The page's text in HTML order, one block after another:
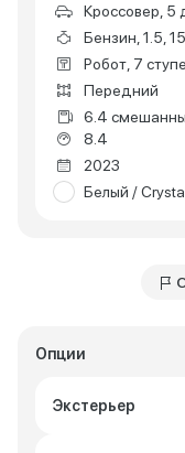
Кроссовер, 5
Бензин, 1.5,
Робот, 7
Передний
6.4
8.4
2023
Белый /
Опции
Экстерьер